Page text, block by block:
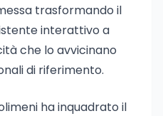
trasformando il
interattivo a
che lo avvicinano
di riferimento.
ha inquadrato il